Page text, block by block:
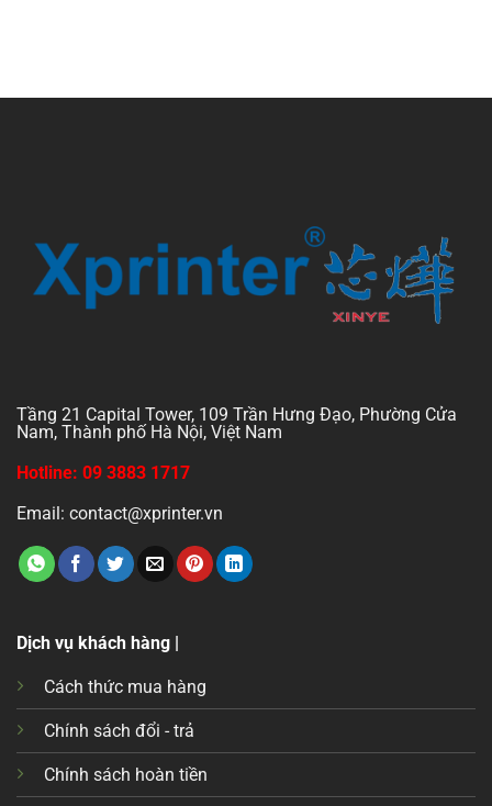
Tầng 21 Capital Tower, 109 Trần Hưng Đạo, Phường Cửa
Nam, Thành phố Hà Nội, Việt Nam
Hotline: 09 3883 1717
Email: contact@xprinter.vn
Dịch vụ khách hàng |
Cách thức mua hàng
Chính sách đổi - trả
Chính sách hoàn tiền